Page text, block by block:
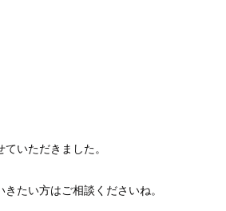
いただきました。
たい方はご相談くださいね。